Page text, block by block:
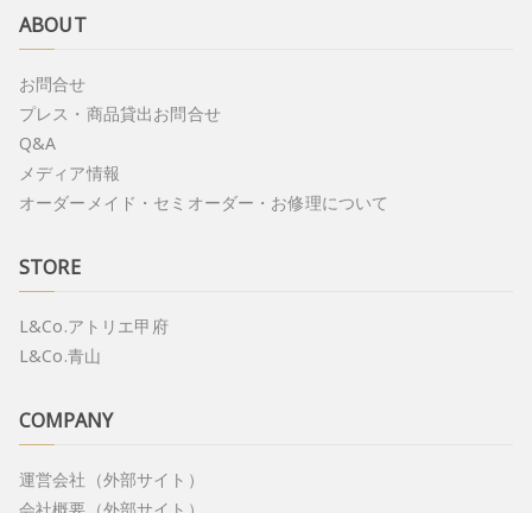
ABOUT
お問合せ
プレス・商品貸出お問合せ
Q&A
メディア情報
オーダーメイド・セミオーダー・お修理について
STORE
L&Co.アトリエ甲府
L&Co.青山
COMPANY
運営会社（外部サイト）